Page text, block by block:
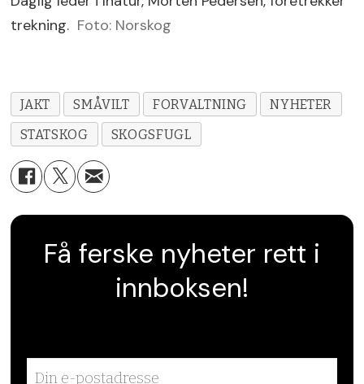
trekning. Foto: Norskog
JAKT SMÅVILT FORVALTNING
NYHETER
STATSKOG
SKOGSFUGL
Få ferske nyheter rett i
innboksen!